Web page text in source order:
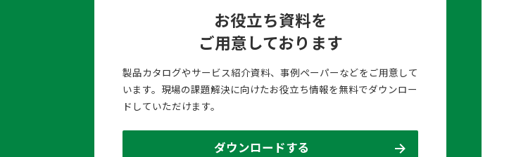
お役立ち資料を
ご用意しております
製品カタログやサービス紹介資料、事例ペーパーなどをご用意して
います。現場の課題解決に向けたお役立ち情報を無料でダウンロー
ドしていただけます。
ダウンロードする